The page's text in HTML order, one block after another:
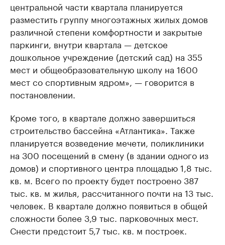
центральной части квартала планируется
разместить группу многоэтажных жилых домов
различной степени комфортности и закрытые
паркинги, внутри квартала — детское
дошкольное учреждение (детский сад) на 355
мест и общеобразовательную школу на 1600
мест со спортивным ядром», — говорится в
постановлении.
Кроме того, в квартале должно завершиться
строительство бассейна «Атлантика». Также
планируется возведение мечети, поликлиники
на 300 посещений в смену (в здании одного из
домов) и спортивного центра площадью 1,8 тыс.
кв. м. Всего по проекту будет построено 387
тыс. кв. м жилья, рассчитанного почти на 13 тыс.
человек. В квартале должно появиться в общей
сложности более 3,9 тыс. парковочных мест.
Снести предстоит 5,7 тыс. кв. м построек.